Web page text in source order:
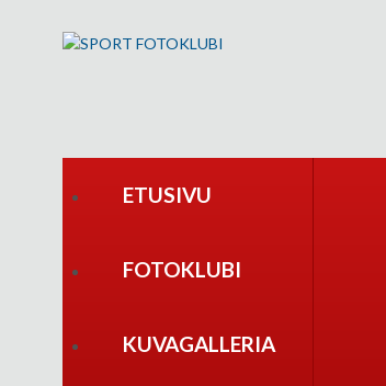
ETUSIVU
FOTOKLUBI
KUVAGALLERIA